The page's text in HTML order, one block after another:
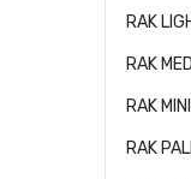
RAK
RAK
RAK
RAK